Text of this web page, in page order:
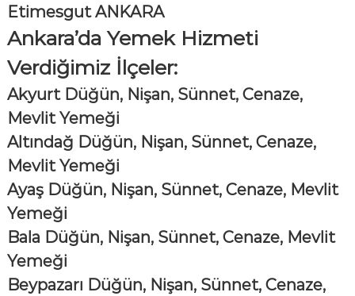
Etimesgut ANKARA
Ankara’da Yemek Hizmeti
Verdiğimiz İlçeler:
Akyurt Düğün, Nişan, Sünnet, Cenaze,
Mevlit Yemeği
Altındağ Düğün, Nişan, Sünnet, Cenaze,
Mevlit Yemeği
Ayaş Düğün, Nişan, Sünnet, Cenaze, Mevlit
Yemeği
Bala Düğün, Nişan, Sünnet, Cenaze, Mevlit
Yemeği
Beypazarı Düğün, Nişan, Sünnet, Cenaze,